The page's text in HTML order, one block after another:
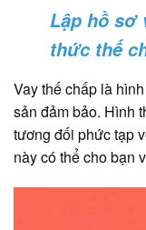
Lập hồ sơ
thức thế
Vay thế chấp là
sản đảm bảo. Hình
tương đối phức tạp
này có thể cho bạn